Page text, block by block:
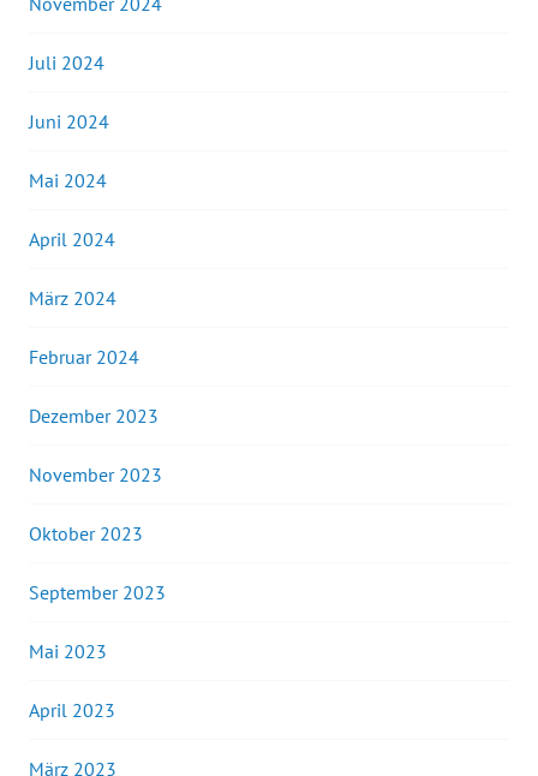
Juli 2024
Juni 2024
Mai 2024
April 2024
März 2024
Februar 2024
Dezember 2023
November 2023
Oktober 2023
September 2023
Mai 2023
April 2023
März 2023